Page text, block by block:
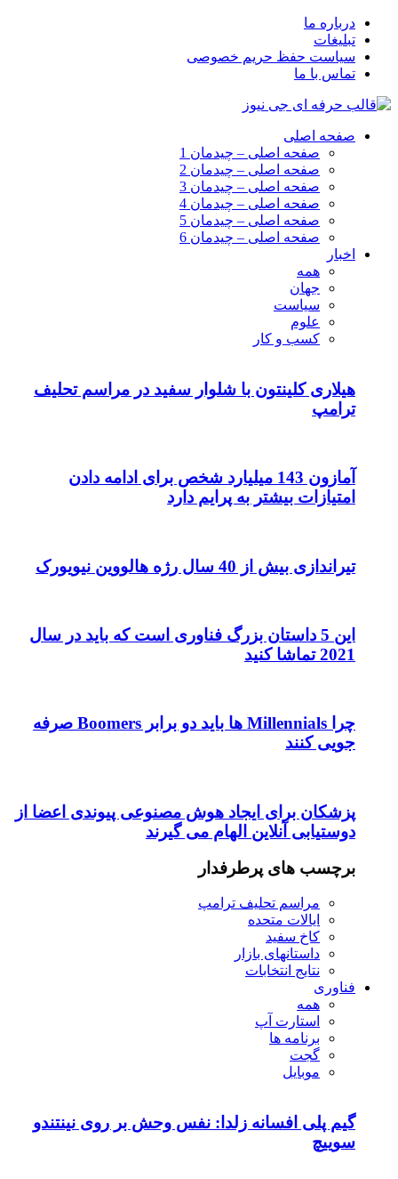
درباره ما
تبلیغات
سیاست حفظ حریم خصوصی
تماس با ما
صفحه اصلی
صفحه اصلی – چیدمان 1
صفحه اصلی – چیدمان 2
صفحه اصلی – چیدمان 3
صفحه اصلی – چیدمان 4
صفحه اصلی – چیدمان 5
صفحه اصلی – چیدمان 6
اخبار
همه
جهان
سیاست
علوم
کسب و کار
هیلاری کلینتون با شلوار سفید در مراسم تحلیف
ترامپ
آمازون 143 میلیارد شخص برای ادامه دادن
امتیازات بیشتر به پرایم دارد
تیراندازی بیش از 40 سال رژه هالووین نیویورک
این 5 داستان بزرگ فناوری است که باید در سال
2021 تماشا کنید
چرا Millennials ها باید دو برابر Boomers صرفه
جویی کنند
پزشکان برای ایجاد هوش مصنوعی پیوندی اعضا از
دوستیابی آنلاین الهام می گیرند
برچسب های پرطرفدار
مراسم تحلیف ترامپ
ایالات متحده
کاخ سفید
داستانهای بازار
نتایج انتخابات
فناوری
همه
استارت آپ
برنامه ها
گجت
موبایل
گیم پلی افسانه زلدا: نفس وحش بر روی نینتندو
سوییچ